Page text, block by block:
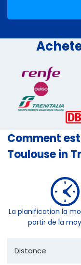
Comment
Toulouse in
La planification la
partir de la
Distance